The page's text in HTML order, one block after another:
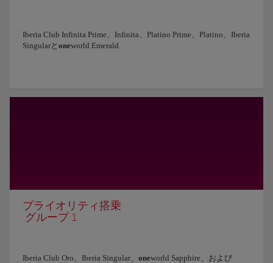
Iberia Club Infinita Prime、Infinita、Platino Prime、Platino、Iberia
Singularと oneworld Emerald.
プライオリティ搭乗
グループ 1
Iberia Club Oro、Iberia Singular、 oneworld Sapphire、および